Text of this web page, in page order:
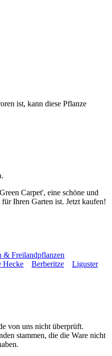
ist, kann diese Pflanze
Carpet', eine schöne und
Ihren Garten ist. Jetzt kaufen!
& Freilandpflanzen
Hecke Berberitze
Liguster
von uns nicht überprüft.
stammen, die die Ware nicht